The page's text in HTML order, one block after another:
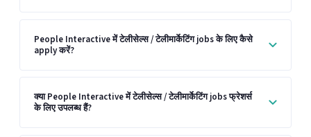
People Interactive में टेलीसेल्स / टेलीमार्केटिंग jobs के लिए कैसे
apply करें?
क्या People Interactive में टेलीसेल्स / टेलीमार्केटिंग jobs फ्रेशर्स
के लिए उपलब्ध हैं?